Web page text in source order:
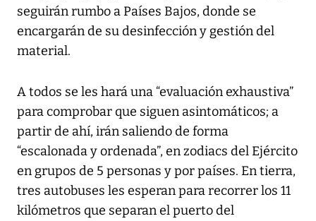
seguirán rumbo a Países Bajos, donde se
encargarán de su desinfección y gestión del
material.
A todos se les hará una “evaluación exhaustiva”
para comprobar que siguen asintomáticos; a
partir de ahí, irán saliendo de forma
“escalonada y ordenada”, en zodiacs del Ejército
en grupos de 5 personas y por países. En tierra,
tres autobuses les esperan para recorrer los 11
kilómetros que separan el puerto del